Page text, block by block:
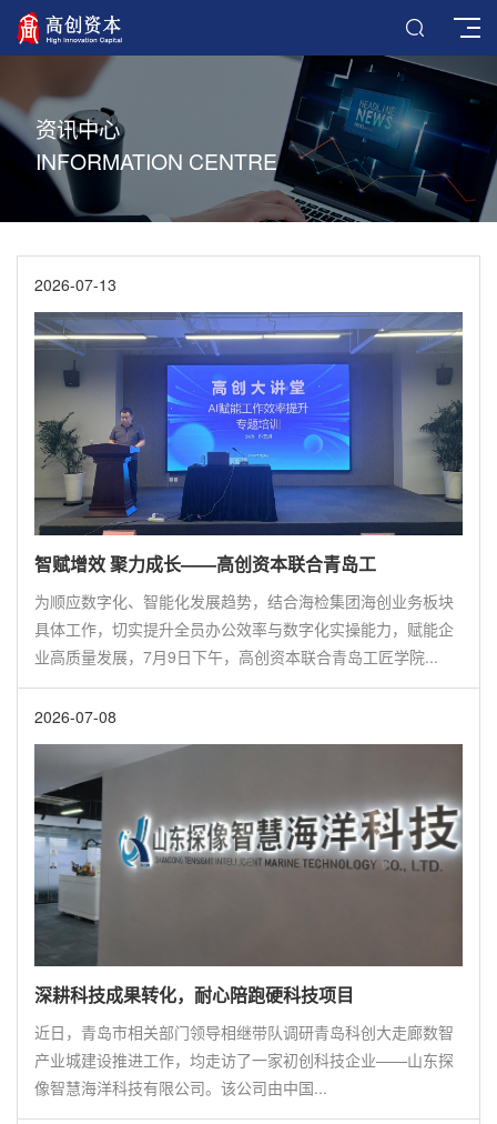
资讯中心
INFORMATION CENTRE
2026-07-13
智赋增效 聚力成长——高创资本联合青岛工
为顺应数字化、智能化发展趋势，结合海检集团海创业务板块
具体工作，切实提升全员办公效率与数字化实操能力，赋能企
业高质量发展，7月9日下午，高创资本联合青岛工匠学院...
2026-07-08
深耕科技成果转化，耐心陪跑硬科技项目
近日，青岛市相关部门领导相继带队调研青岛科创大走廊数智
产业城建设推进工作，均走访了一家初创科技企业——山东探
像智慧海洋科技有限公司。该公司由中国...